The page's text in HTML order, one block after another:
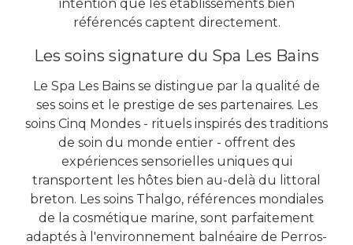
intention que les établissements bien
référencés captent directement.
Les soins signature du Spa Les Bains
Le Spa Les Bains se distingue par la qualité de
ses soins et le prestige de ses partenaires. Les
soins Cinq Mondes - rituels inspirés des traditions
de soin du monde entier - offrent des
expériences sensorielles uniques qui
transportent les hôtes bien au-delà du littoral
breton. Les soins Thalgo, références mondiales
de la cosmétique marine, sont parfaitement
adaptés à l'environnement balnéaire de Perros-